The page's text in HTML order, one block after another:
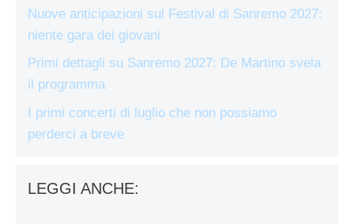
Nuove anticipazioni sul Festival di Sanremo 2027:
niente gara dei giovani
Primi dettagli su Sanremo 2027: De Martino svela
il programma
I primi concerti di luglio che non possiamo
perderci a breve
LEGGI ANCHE: